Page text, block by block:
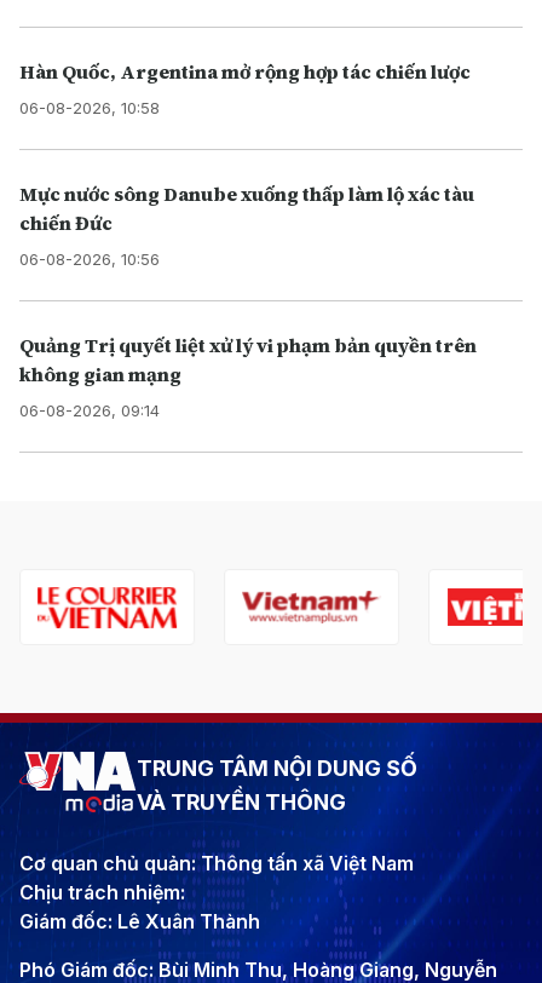
Hàn Quốc, Argentina mở rộng hợp tác chiến lược
06-08-2026, 10:58
Mực nước sông Danube xuống thấp làm lộ xác tàu
chiến Đức
06-08-2026, 10:56
Quảng Trị quyết liệt xử lý vi phạm bản quyền trên
không gian mạng
06-08-2026, 09:14
TRUNG TÂM NỘI DUNG SỐ
VÀ TRUYỀN THÔNG
Cơ quan chủ quản: Thông tấn xã Việt Nam
Chịu trách nhiệm:
Giám đốc: Lê Xuân Thành
Phó Giám đốc: Bùi Minh Thu, Hoàng Giang, Nguyễn